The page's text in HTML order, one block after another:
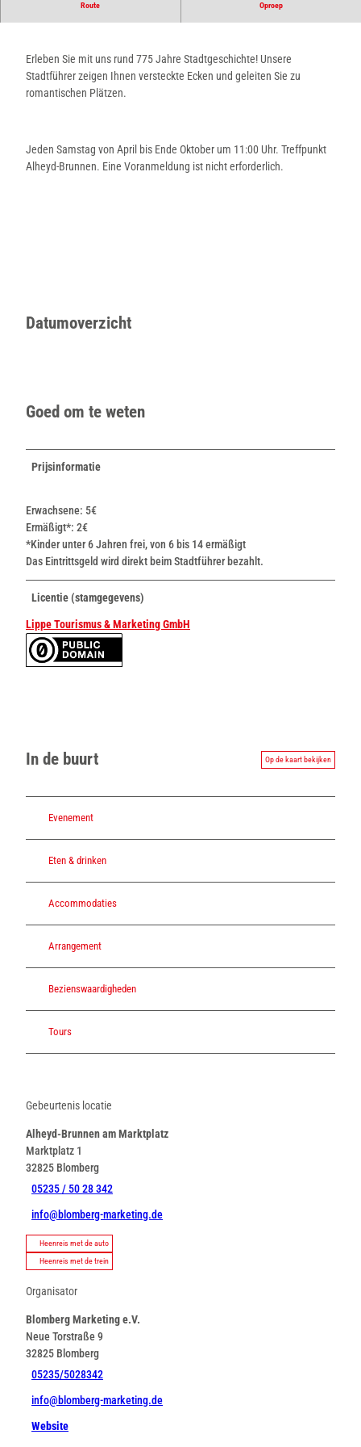
Route Oproep
Erleben Sie mit uns rund 775 Jahre Stadtgeschichte! Unsere
Stadtführer zeigen Ihnen versteckte Ecken und geleiten Sie zu
romantischen Plätzen.
Jeden Samstag von April bis Ende Oktober um 11:00 Uhr. Treffpunkt
Alheyd-Brunnen. Eine Voranmeldung ist nicht erforderlich.
Datumoverzicht
Goed om te weten
Prijsinformatie
Erwachsene: 5€
Ermäßigt*: 2€
*Kinder unter 6 Jahren frei, von 6 bis 14 ermäßigt
Das Eintrittsgeld wird direkt beim Stadtführer bezahlt.
Licentie (stamgegevens)
Lippe Tourismus & Marketing GmbH
In de buurt Op de kaart bekijken
Evenement
Eten & drinken
Accommodaties
Arrangement
Bezienswaardigheden
Tours
Gebeurtenis locatie
Alheyd-Brunnen am Marktplatz
Marktplatz 1
32825 Blomberg
05235 / 50 28 342
info@blomberg-marketing.de
Heenreis met de auto
Heenreis met de trein
Organisator
Blomberg Marketing e.V.
Neue Torstraße 9
32825 Blomberg
05235/5028342
info@blomberg-marketing.de
Website